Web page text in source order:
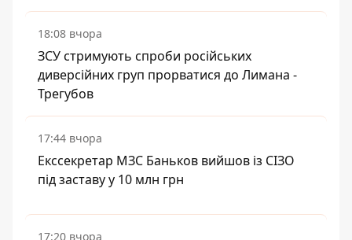
18:08 вчора
ЗСУ стримують спроби російських
диверсійних груп прорватися до Лимана -
Трегубов
17:44 вчора
Екссекретар МЗС Баньков вийшов із СІЗО
під заставу у 10 млн грн
17:20 вчора